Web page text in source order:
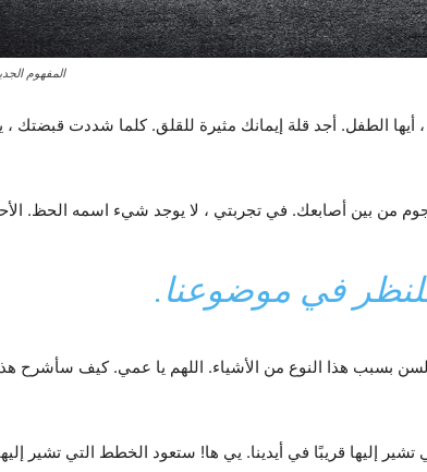
المفهوم
الطفل. أجد قلة إيمانك مثيرة للقلق. كلما شددت قبضتك ،
من بين أصابعك. في تجربتي ، لا يوجد شيء اسمه الحظ.
في موضوعنا.
بسبب هذا النوع من الأشياء. اللهم يا عمي. كيف سأشرح
إليها قريبًا في أيدينا. يي ها! ستعود الخطط التي تشير إليها